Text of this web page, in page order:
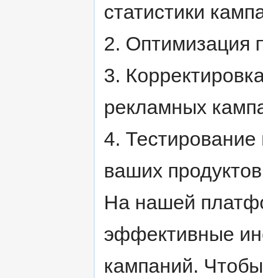
статистики
2. Оптимизация
3.
рекламных
4.
ваших
На нашей
эффективные
кампаний.